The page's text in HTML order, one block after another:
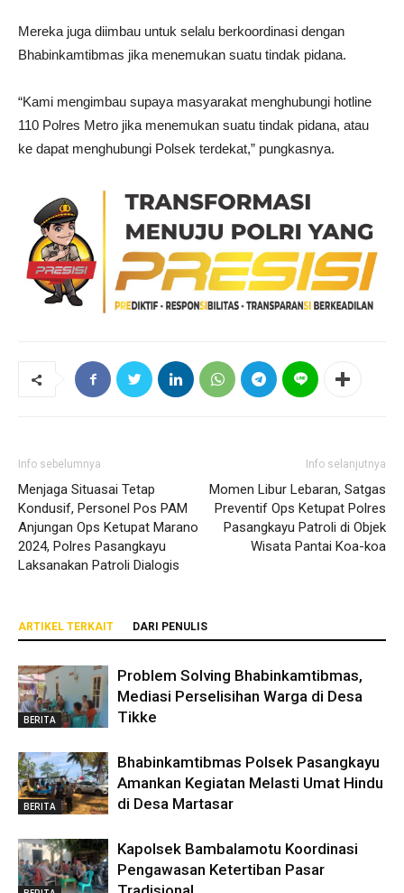
Mereka juga diimbau untuk selalu berkoordinasi dengan
Bhabinkamtibmas jika menemukan suatu tindak pidana.
“Kami mengimbau supaya masyarakat menghubungi hotline
110 Polres Metro jika menemukan suatu tindak pidana, atau
ke dapat menghubungi Polsek terdekat,” pungkasnya.
Info sebelumnya
Menjaga Situasai Tetap
Kondusif, Personel Pos PAM
Anjungan Ops Ketupat Marano
2024, Polres Pasangkayu
Laksanakan Patroli Dialogis
Info selanjutnya
Momen Libur Lebaran, Satgas
Preventif Ops Ketupat Polres
Pasangkayu Patroli di Objek
Wisata Pantai Koa-koa
ARTIKEL TERKAIT DARI PENULIS
BERITA
Problem Solving Bhabinkamtibmas,
Mediasi Perselisihan Warga di Desa
Tikke
BERITA
Bhabinkamtibmas Polsek Pasangkayu
Amankan Kegiatan Melasti Umat Hindu
di Desa Martasar
Kapolsek Bambalamotu Koordinasi
Pengawasan Ketertiban Pasar